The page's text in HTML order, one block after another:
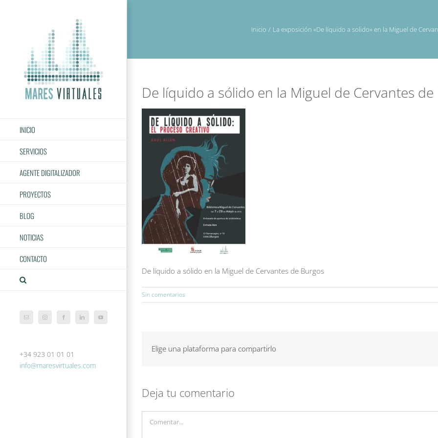
INICIO
SERVICIOS
AGENTE DIGITALIZADOR
PROYECTOS
BLOG
NOTICIAS
CONTACTO
Correo
InstagramFacebookLinkedIn YouTube
+34 923 01 01 01
info@maresvirtuales.com
Inicio La exposición «De líquido a solido» en la Miguel de
De líquido a sólido en la Miguel de Cervantes
De líquido a sólido en la Miguel de Cervantes de Burgos
Sin comentarios
Elige una plataforma para compartirlo
Deja tu comentario